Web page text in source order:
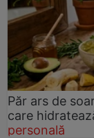
Păr ars de
care
personală